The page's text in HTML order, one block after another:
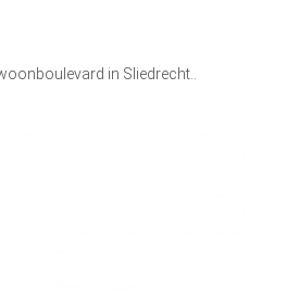
in Sliedrecht..